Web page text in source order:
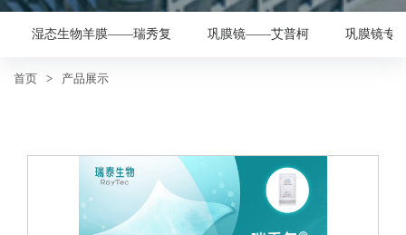
湿态生物羊膜——瑞秀复 巩膜镜——艾普柯 巩膜镜专
首页 > 产品展示